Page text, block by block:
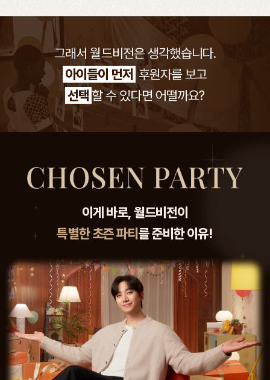
그래서 월드비전은 생각했습니다.
아이들이 먼저 후원자를 보고
선택할 수 있다면 어떨까요?
이게 바로, 월드비전이
특별한 초즌 파티 를 준비한 이유!